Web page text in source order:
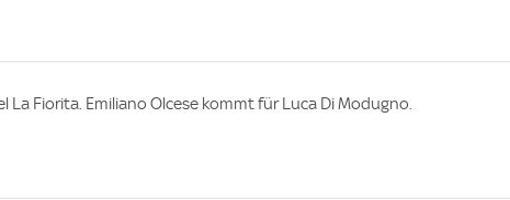
La Fiorita. Emiliano Olcese kommt für Luca Di Modugno.